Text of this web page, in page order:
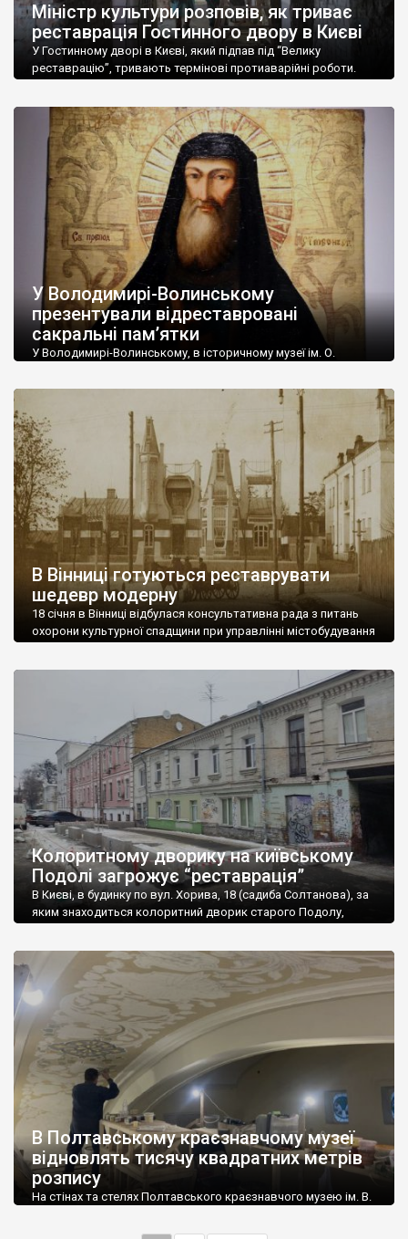
Міністр культури розповів, як триває
реставрація Гостинного двору в Києві
У Гостинному дворі в Києві, який підпав під “Велику
реставрацію”, тривають термінові протиаварійні роботи.
навколо споруди Гостинного двору знесли прогнилий паркан
та замінили його на новий. Додатково облаштували галереї
для пішоходів. Виконано монтаж системи
електропостачання, розчищено території від чагарника, […]
У Володимирі-Волинському
презентували відреставровані
сакральні пам’ятки
У Володимирі-Волинському, в історичному музеї ім. О.
предметів сакрального мистецтва XVIII-XIX ст. У виставці
представлені ікони, скульптури та дерев’яний хрест із
надписами. Це партія відреставрованих експонатів, яку
нещодавно передали музею працівники Львівської філії
Національного науково-дослідного реставраційного центру.
Як зазначив директор історичного музею Володимир
Стемковський, співпраця з львівськими реставраторами
розпочалась більше 10 років […]
В Вінниці готуються реставрувати
шедевр модерну
18 січня в Вінниці відбулася консультативна рада з питань
охорони культурної спадщини при управлінні містобудування
місцевого значення «Особняк капітана Длуголенського»
(охоронний № 23-М)» по вул. Магістратській, 66 в м. Вінниці.
Розробник Вінницька філія Державного науково-дослідного
та проектно-вишукувального інституту
«НДІПроектреконструкція». Доповідач – головний
архітектор проекту […]
Колоритному дворику на київському
Подолі загрожує “реставрація”
В Києві, в будинку по вул. Хорива, 18 (садиба Солтанова), за
яким знаходиться колоритний дворик старого Подолу,
почнеться реставрація будинку. Однак проект, за яким все це
відбувається, викликає сумніви у захисників архітектурної
спадщини. Небайдужа громадськість висловила припущення,
що будинок можуть цілком знести. […]
В Полтавському краєзнавчому музеї
відновлять тисячу квадратних метрів
розпису
На стінах та стелях Полтавського краєзнавчого музею ім. В.
мають відновити розписи на загальній площі близько тисячі